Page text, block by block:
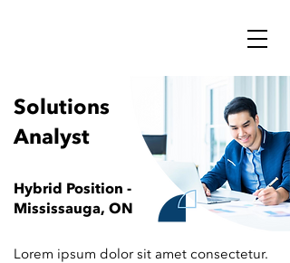
Hybrid Position -
Mississauga, ON
Solutions
Analyst
Lorem ipsum dolor sit amet consectetur.